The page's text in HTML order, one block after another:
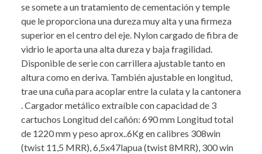
se somete a un tratamiento de cementación y temple
que le proporciona una dureza muy alta y una firmeza
superior en el centro del eje. Nylon cargado de fibra de
vidrio le aporta una alta dureza y baja fragilidad.
Disponible de serie con carrillera ajustable tanto en
altura como en deriva. También ajustable en longitud,
trae una cuña para acoplar entre la culata y la cantonera
. Cargador metálico extraíble con capacidad de 3
cartuchos Longitud del cañón: 690 mm Longitud total
de 1220 mm y peso aprox..6Kg en calibres 308win
(twist 11,5 MRR), 6,5x47lapua (twist 8MRR), 300 win